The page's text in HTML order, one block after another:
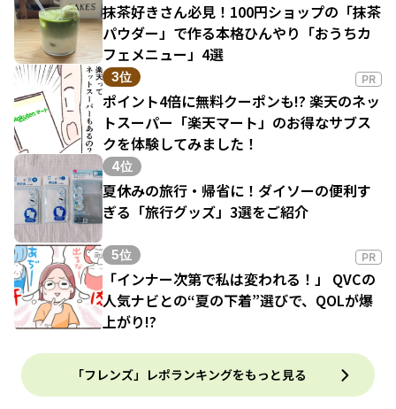
抹茶好きさん必見！100円ショップの「抹茶
パウダー」で作る本格ひんやり「おうちカ
フェメニュー」4選
3位 PR
ポイント4倍に無料クーポンも!? 楽天のネッ
トスーパー「楽天マート」のお得なサブス
クを体験してみました！
4位
夏休みの旅行・帰省に！ダイソーの便利す
ぎる「旅行グッズ」3選をご紹介
5位 PR
「インナー次第で私は変われる！」 QVCの
人気ナビとの“夏の下着”選びで、QOLが爆
上がり!?
「フレンズ」レポランキングをもっと見る